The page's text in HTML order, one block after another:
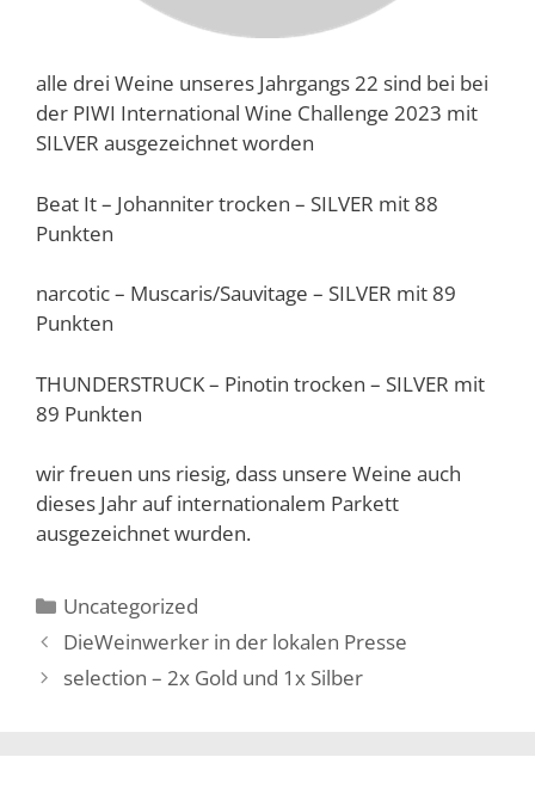
alle drei Weine unseres Jahrgangs 22 sind bei bei
der PIWI International Wine Challenge 2023 mit
SILVER ausgezeichnet worden
Beat It – Johanniter trocken – SILVER mit 88
Punkten
narcotic – Muscaris/Sauvitage – SILVER mit 89
Punkten
THUNDERSTRUCK – Pinotin trocken – SILVER mit
89 Punkten
wir freuen uns riesig, dass unsere Weine auch
dieses Jahr auf internationalem Parkett
ausgezeichnet wurden.
Kategorien
Uncategorized
DieWeinwerker in der lokalen Presse
selection – 2x Gold und 1x Silber